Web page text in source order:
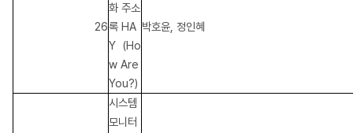
26
화 주소
록 HA
Y (Ho
w Are
You?)
박호윤, 정인혜
시스템
모니터